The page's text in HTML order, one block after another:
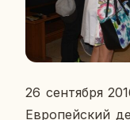
26 сен­тяб­ря
Ев­ро­пей­ский